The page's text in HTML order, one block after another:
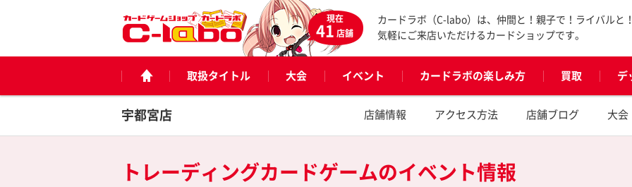
現在
41店舗
カードラボ（C-labo）は、仲間と！親子で！ライバルと
気軽にご来店いただけるカードショップです。
取扱タイトル 大会 イベント カードラボの楽しみ方 買取 デ
宇都宮店 店舗情報 アクセス方法 店舗ブログ 大会
トレーディングカードゲームのイベント情報